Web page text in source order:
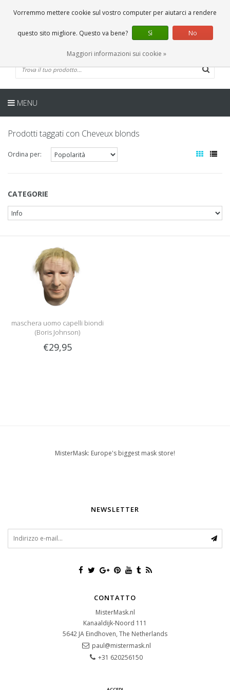
0 Articoli
IT
MENU
Prodotti taggati con Cheveux blonds
Ordina per:
CATEGORIE
maschera uomo capelli biondi
(Boris Johnson)
€29,95
MisterMask: Europe's biggest mask store!
NEWSLETTER
CONTATTO
MisterMask.nl
Kanaaldijk-Noord 111
5642 JA Eindhoven, The Netherlands
paul@mistermask.nl
+31 620256150
Vorremmo mettere cookie sul vostro computer per aiutarci a rendere
questo sito migliore. Questo va bene? Sì No
Maggiori informazioni sui cookie »